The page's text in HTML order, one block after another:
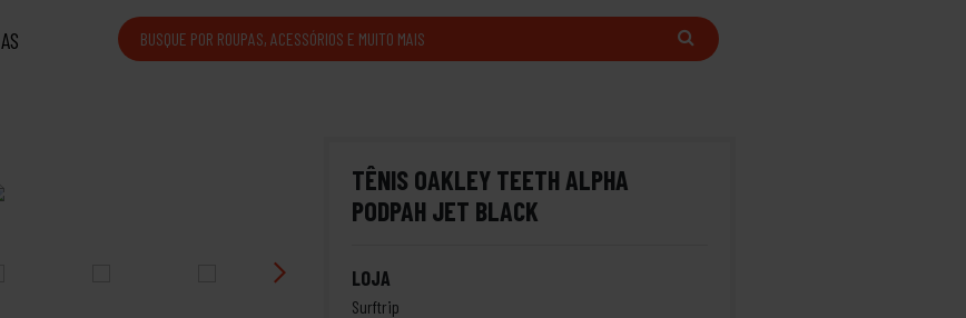
TÊNIS OAKLEY TEETH ALPHA
PODPAH JET BLACK
LOJA
Surftrip